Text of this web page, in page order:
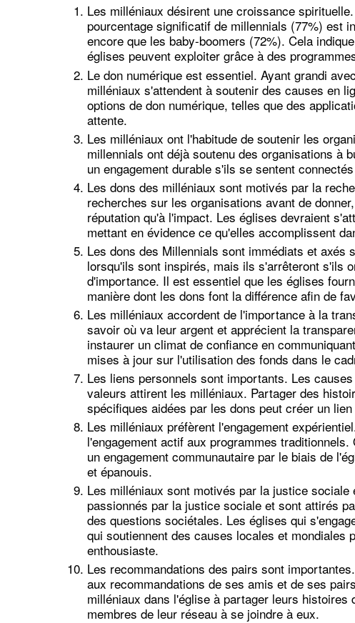
Les milléniaux désirent une croissance
pourcentage significatif de millennials (77%) est
encore que les baby-boomers (72%). Cela
églises peuvent exploiter grâce à des
Le don numérique est essentiel. Ayant grandi
milléniaux s'attendent à soutenir des causes en
options de don numérique, telles que des
attente.
Les milléniaux ont l'habitude de soutenir les
millennials ont déjà soutenu des organisations à
un engagement durable s'ils se sentent
Les dons des milléniaux sont motivés par la
recherches sur les organisations avant de
réputation qu'à l'impact. Les églises devraient
mettant en évidence ce qu'elles accomplissent
Les dons des Millennials sont immédiats et axés
lorsqu'ils sont inspirés, mais ils s'arrêteront s'ils
d'importance. Il est essentiel que les églises
manière dont les dons font la différence afin de
Les milléniaux accordent de l'importance à la
savoir où va leur argent et apprécient la
instaurer un climat de confiance en
mises à jour sur l'utilisation des fonds dans le
Les liens personnels sont importants. Les
valeurs attirent les milléniaux. Partager des
spécifiques aidées par les dons peut créer un
Les milléniaux préfèrent l'engagement
l'engagement actif aux programmes
un engagement communautaire par le biais de
et épanouis.
Les milléniaux sont motivés par la justice
passionnés par la justice sociale et sont attirés
des questions sociétales. Les églises qui
qui soutiennent des causes locales et mondiales
enthousiaste.
Les recommandations des pairs sont
aux recommandations de ses amis et de ses
milléniaux dans l'église à partager leurs histoires
membres de leur réseau à se joindre à eux.